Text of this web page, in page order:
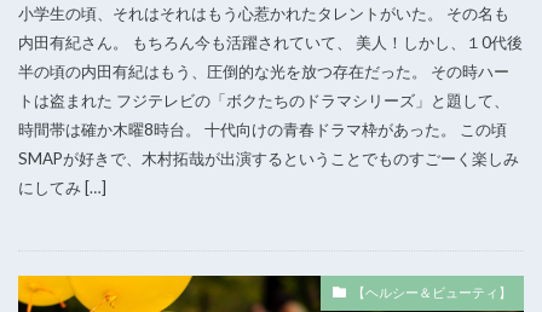
小学生の頃、それはそれはもう心惹かれたタレントがいた。 その名も
内田有紀さん。 もちろん今も活躍されていて、 美人！しかし、１0代後
半の頃の内田有紀はもう、圧倒的な光を放つ存在だった。 その時ハー
トは盗まれた フジテレビの「ボクたちのドラマシリーズ」と題して、
時間帯は確か木曜8時台。 十代向けの青春ドラマ枠があった。 この頃
SMAPが好きで、木村拓哉が出演するということでものすごーく楽しみ
にしてみ […]
【ヘルシー＆ビューティ】